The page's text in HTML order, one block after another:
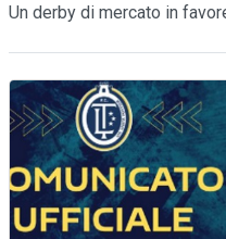
Un derby di mercato in